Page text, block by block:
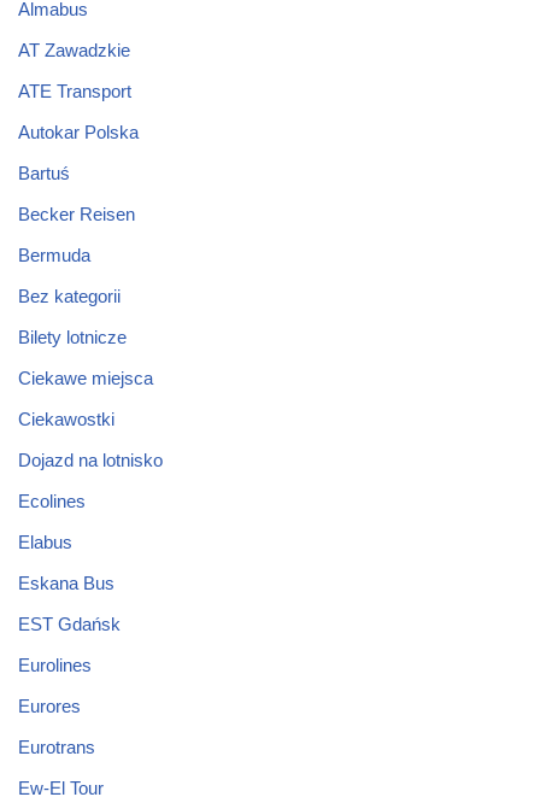
Almabus
AT Zawadzkie
ATE Transport
Autokar Polska
Bartuś
Becker Reisen
Bermuda
Bez kategorii
Bilety lotnicze
Ciekawe miejsca
Ciekawostki
Dojazd na lotnisko
Ecolines
Elabus
Eskana Bus
EST Gdańsk
Eurolines
Eurores
Eurotrans
Ew-El Tour